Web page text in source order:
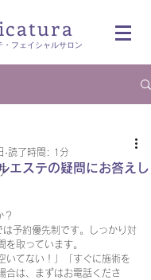
・フェイシャルサロン
エステの疑問にお答えし
読了時間: 1分
？
予約優先制です。しっかり対
を取っています。
いてない！」「すぐに施術を
合は、まずはお電話くださ